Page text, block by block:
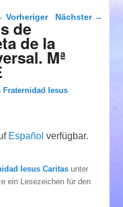
Vorheriger Nächster →
de
de la
Mª
Fraternidad Iesus
Español verfügbar.
Iesus Caritas unter
ein Lesezeichen für den